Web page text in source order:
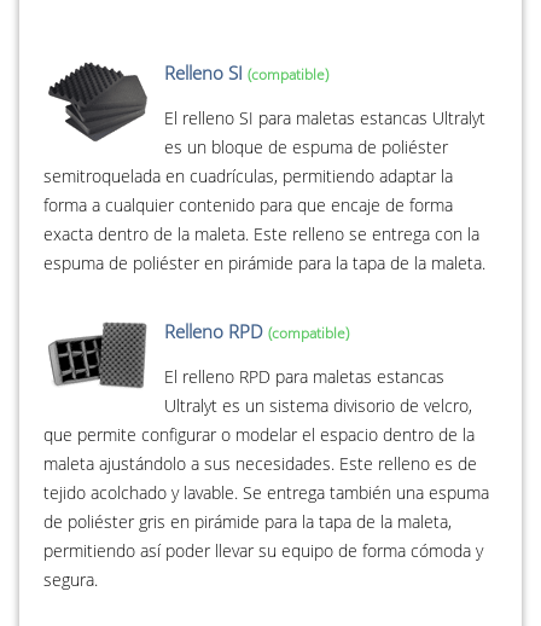
Relleno SI
El relleno SI para maletas estancas Ultralyt
es un bloque de espuma de poliéster
semitroquelada en cuadrículas, permitiendo adaptar la
forma a cualquier contenido para que encaje de forma
exacta dentro de la maleta. Este relleno se entrega con la
espuma de poliéster en pirámide para la tapa de la maleta.
Relleno RPD
El relleno RPD para maletas estancas
Ultralyt es un sistema divisorio de velcro,
que permite configurar o modelar el espacio dentro de la
maleta ajustándolo a sus necesidades. Este relleno es de
tejido acolchado y lavable. Se entrega también una espuma
de poliéster gris en pirámide para la tapa de la maleta,
permitiendo así poder llevar su equipo de forma cómoda y
segura.